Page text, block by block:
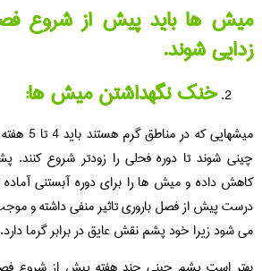
میش ها باید پیش از شروع
زدایی شوند.
خنک نگهداشتن میش ها:
میشهایی
چینی شوند تا دوره فحلی را زودتر شروع کنند.
کاهش داده و میش ها را برای دوره آبستنی
درست پیش از فصل باروری تاثیر منفی داشته و
می شود زیرا خود پشم نقش عایق در برابر گرما دارد.